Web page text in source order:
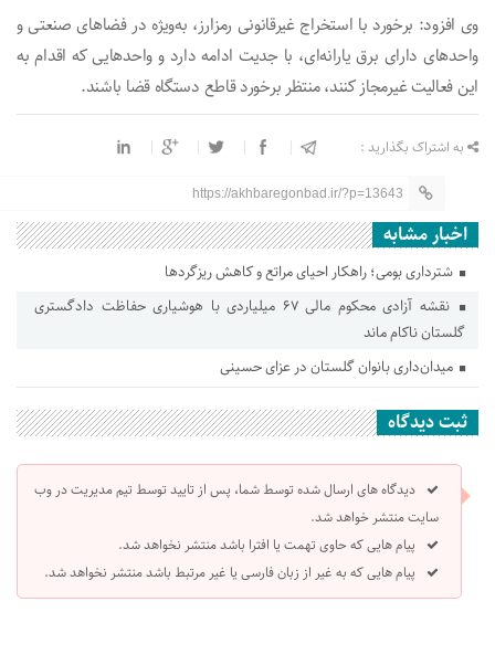
وی افزود: برخورد با استخراج غیرقانونی رمز‌ارز، به‌ویژه در فضا‌های صنعتی و
واحد‌های دارای برق یارانه‌ای، با جدیت ادامه دارد و واحد‌هایی که اقدام به
این فعالیت غیرمجاز کنند، منتظر برخورد قاطع دستگاه قضا باشند.
به اشتراک بگذارید :
https://akhbaregonbad.ir/?p=13643
اخبار مشابه
شترداری بومی؛ راهکار احیای مراتع و کاهش ریزگردها
نقشه آزادی محکوم مالی ۶۷ میلیاردی با هوشیاری حفاظت دادگستری
گلستان ناکام ماند
میدان‌داری بانوان گلستان در عزای حسینی
ثبت دیدگاه
دیدگاه های ارسال شده توسط شما، پس از تایید توسط تیم مدیریت در وب
سایت منتشر خواهد شد.
پیام هایی که حاوی تهمت یا افترا باشد منتشر نخواهد شد.
پیام هایی که به غیر از زبان فارسی یا غیر مرتبط باشد منتشر نخواهد شد.